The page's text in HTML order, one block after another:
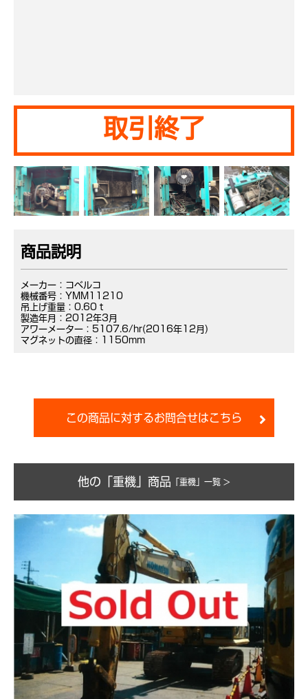
取引終了
商品説明
メーカー：コベルコ
機械番号：YMM11210
吊上げ重量：0.60ｔ
製造年月：2012年3月
アワーメーター：5107.6/hr(2016年12月)
マグネットの直径：1150mm
この商品に対するお問合せはこちら
他の「重機」商品 「重機」一覧 >